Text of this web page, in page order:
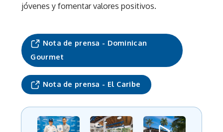
jóvenes y fomentar valores positivos.
Nota de prensa - Dominican
Gourmet
Nota de prensa - El Caribe